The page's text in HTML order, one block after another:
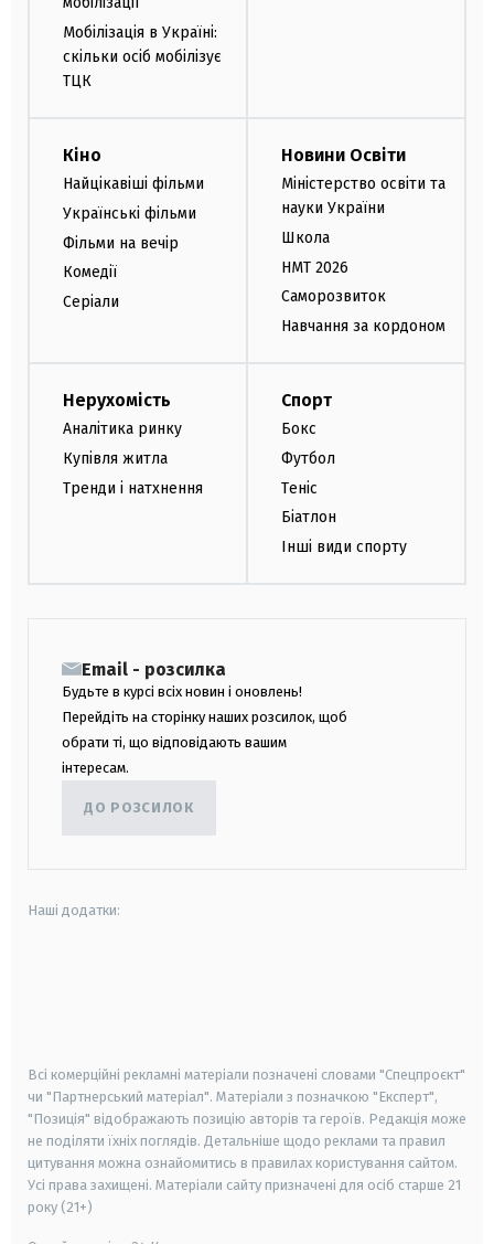
Мобілізація в Україні:
скільки осіб мобілізує
ТЦК
Кіно
Найцікавіші фільми
Українські фільми
Фільми на вечір
Комедії
Серіали
Новини Освіти
Міністерство освіти та
науки України
Школа
НМТ 2026
Саморозвиток
Навчання за кордоном
Нерухомість
Аналітика ринку
Купівля житла
Тренди і натхнення
Спорт
Бокс
Футбол
Теніс
Біатлон
Інші види спорту
Email - розсилка
Будьте в курсі всіх новин і оновлень!
Перейдіть на сторінку наших розсилок, щоб
обрати ті, що відповідають вашим
інтересам.
ДО РОЗСИЛОК
Наші додатки:
Всі комерційні рекламні матеріали позначені словами "Спецпроєкт"
чи "Партнерський матеріал". Матеріали з позначкою "Експерт",
"Позиція" відображають позицію авторів та героїв. Редакція може
не поділяти їхніх поглядів. Детальніше щодо реклами та правил
цитування можна ознайомитись в правилах користування сайтом.
Усі права захищені. Матеріали сайту призначені для осіб старше 21
року (21+)